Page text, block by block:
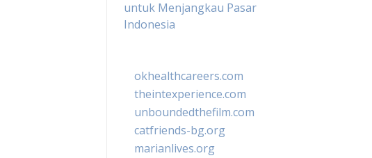
untuk Menjangkau Pasar
Indonesia
okhealthcareers.com
theintexperience.com
unboundedthefilm.com
catfriends-bg.org
marianlives.org